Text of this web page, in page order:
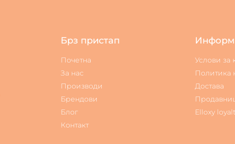
Брз пристап
Почетна
За нас
Производи
Брендови
Блог
Контакт
Услови за
Политика
Достава
Elloxy